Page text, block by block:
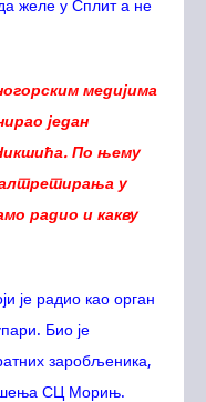
желе у Сплит а не
медијима
један
По њему
у
радио и какву
је радио као орган
Био је
заробљеника,
СЦ Морињ.